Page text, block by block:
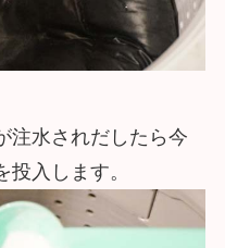
注水されだしたら今
入します。